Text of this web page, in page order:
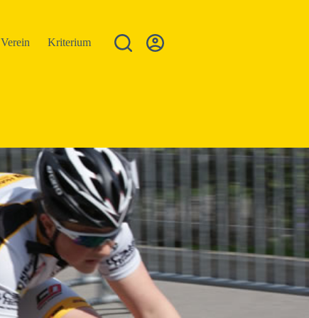
Verein Kriterium